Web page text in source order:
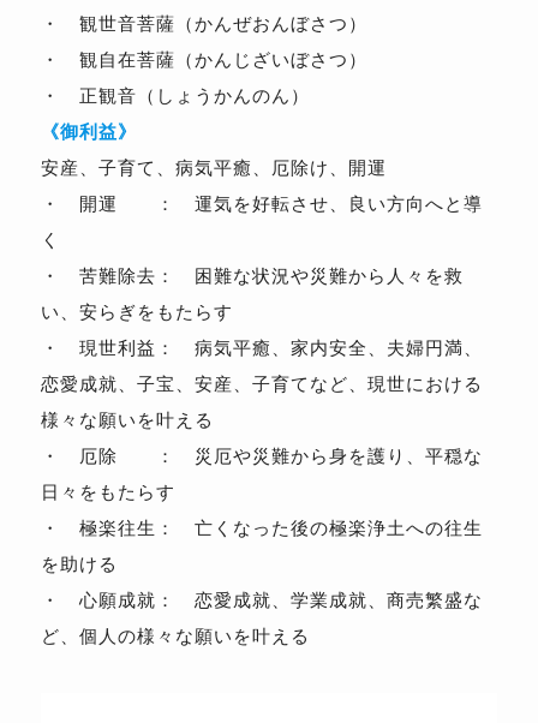
・ 観世音菩薩（かんぜおんぼさつ）
・ 観自在菩薩（かんじざいぼさつ）
・ 正観音（しょうかんのん）
《御利益》
安産、子育て、病気平癒、厄除け、開運
・ 開運 ： 運気を好転させ、良い方向へと導
く
・ 苦難除去： 困難な状況や災難から人々を救
い、安らぎをもたらす
・ 現世利益： 病気平癒、家内安全、夫婦円満、
恋愛成就、子宝、安産、子育てなど、現世における
様々な願いを叶える
・ 厄除 ： 災厄や災難から身を護り、平穏な
日々をもたらす
・ 極楽往生： 亡くなった後の極楽浄土への往生
を助ける
・ 心願成就： 恋愛成就、学業成就、商売繁盛な
ど、個人の様々な願いを叶える